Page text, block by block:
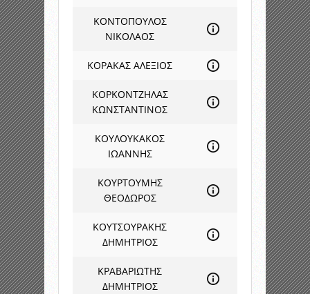
ΚΟΝΤΟΠΟΥΛΟΣ
ΝΙΚΟΛΑΟΣ
ΚΟΡΑΚΑΣ ΑΛΕΞΙΟΣ
ΚΟΡΚΟΝΤΖΗΛΑΣ
ΚΩΝΣΤΑΝΤΙΝΟΣ
ΚΟΥΛΟΥΚΑΚΟΣ
ΙΩΑΝΝΗΣ
ΚΟΥΡΤΟΥΜΗΣ
ΘΕΟΔΩΡΟΣ
ΚΟΥΤΣΟΥΡΑΚΗΣ
ΔΗΜΗΤΡΙΟΣ
ΚΡΑΒΑΡΙΩΤΗΣ
ΔΗΜΗΤΡΙΟΣ